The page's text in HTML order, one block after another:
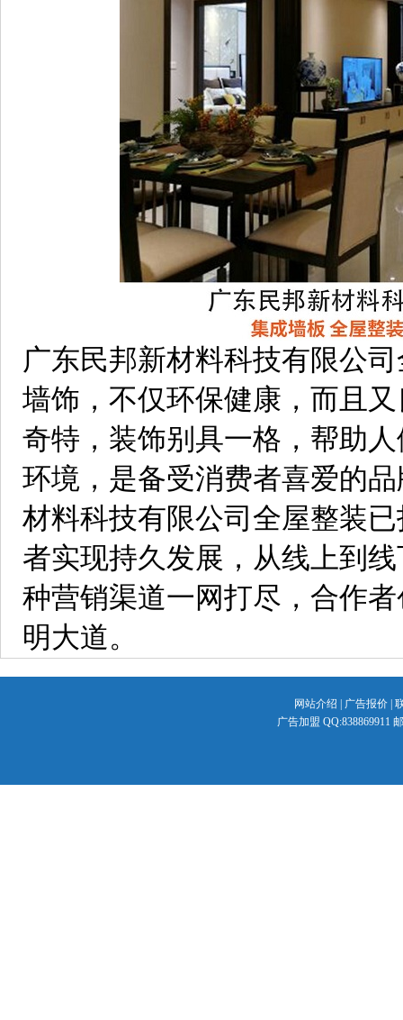
广东民邦新材料科技有限公
墙饰，不仅环保健康，而且
奇特，装饰别具一格，帮助
环境，是备受消费者喜爱的
材料科技有限公司全屋整装
者实现持久发展，从线上到
种营销渠道一网打尽，合作
明大道。
网站介绍 广告报价
广告加盟 QQ:838869911